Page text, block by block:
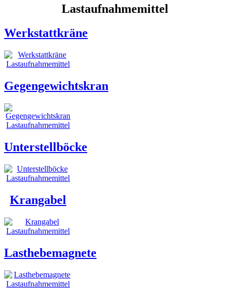
Lastaufnahmemittel
Werkstattkräne
Gegengewichtskran
Unterstellböcke
Krangabel
Lasthebemagnete